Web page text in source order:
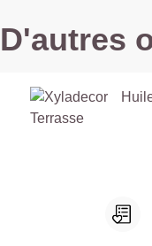
D'autres